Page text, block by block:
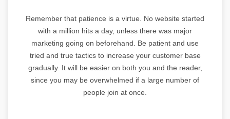
Remember that patience is a virtue. No website started
with a million hits a day, unless there was major
marketing going on beforehand. Be patient and use
tried and true tactics to increase your customer base
gradually. It will be easier on both you and the reader,
since you may be overwhelmed if a large number of
people join at once.